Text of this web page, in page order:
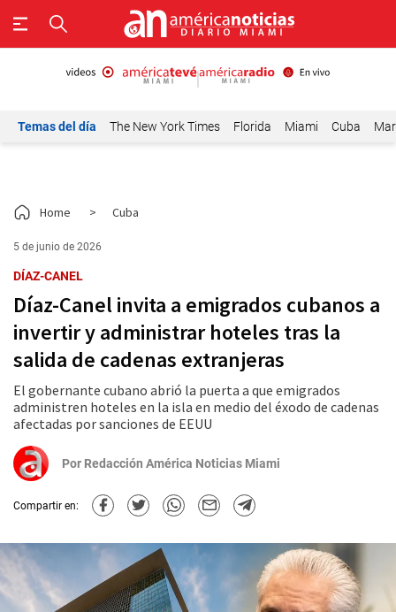
Temas del día The New York Times Florida Miami Cuba
Home > Cuba
5 de junio de 2026
DÍAZ-CANEL
Díaz-Canel invita a emigrados cubanos a
invertir y administrar hoteles tras la
salida de cadenas extranjeras
El gobernante cubano abrió la puerta a que emigrados
administren hoteles en la isla en medio del éxodo de cadenas
afectadas por sanciones de EEUU
Por Redacción América Noticias Miami
Compartir en: